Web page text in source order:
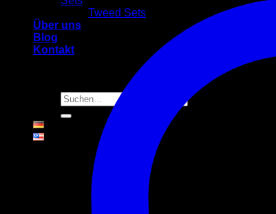
Tweed Sets
Über uns
Blog
Kontakt
Suchen
nach: